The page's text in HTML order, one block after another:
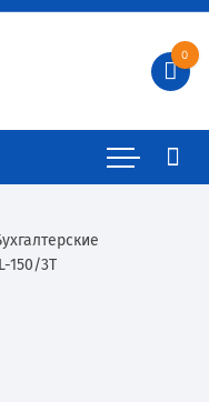
0
150/3Т